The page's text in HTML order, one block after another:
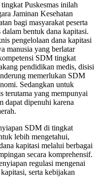
Puskesmas inilah
Jaminan Kesehatan
bagi masyarakat peserta
bentuk dana kapitasi.
pengelolaan dana kapitasi
manusia yang berlatar
SDM tingkat
pendidikan medis, disisi
memerlukan SDM
Sedangkan untuk
terutama yang mempunyai
dapat dipenuhi karena
SDM di tingkat
lebih mengetahui,
kapitasi melalui berbagai
secara komprehensif.
regulasi mengenai
serta kebijakan